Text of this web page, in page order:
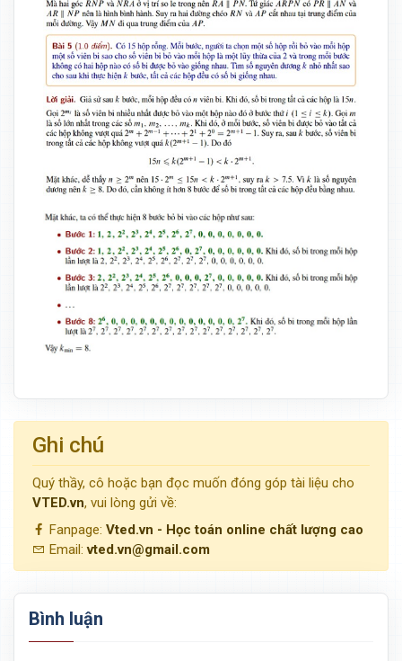
Ghi chú
Quý thầy, cô hoặc bạn đọc muốn đóng góp tài liệu cho
VTED.vn, vui lòng gửi về:
Fanpage: Vted.vn - Học toán online chất lượng cao
Email:vted.vn@gmail.com
Bình luận